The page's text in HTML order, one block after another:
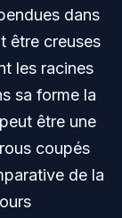
dans
être creuses
les racines
sa forme la
être une
coupés
de la